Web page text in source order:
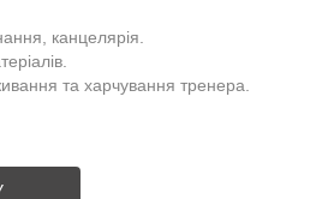
канцелярія.
та харчування тренера.